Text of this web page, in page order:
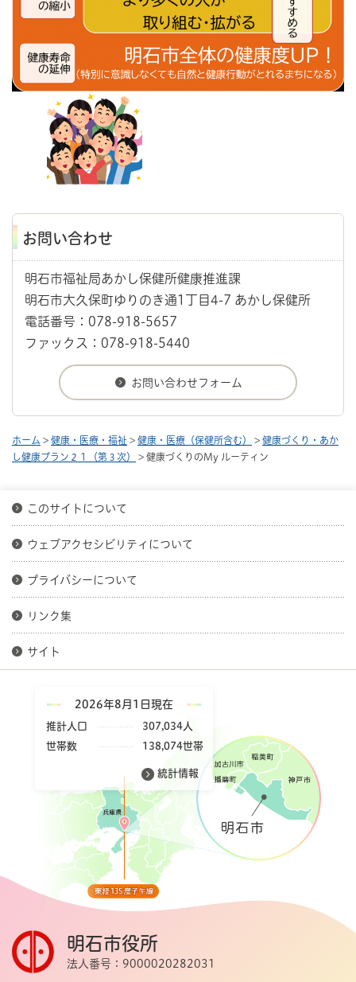
お問い合わせ
明石市福祉局あかし保健所健康推進課
明石市大久保町ゆりのき通1丁目4-7 あかし保健所
電話番号：078-918-5657
ファックス：078-918-5440
ホーム > 健康・医療・福祉 > 健康・医療（保健所含む） > 健康づくり・あか
し健康プラン２１（第３次）
> 健康づくりのMy ルーティン
このサイトについて
ウェブアクセシビリティについて
プライバシーについて
リンク集
サイト
2026年8月1日現在
推計人口
307,034人
世帯数
138,074世帯
統計情報
明石市役所
法人番号：9000020282031